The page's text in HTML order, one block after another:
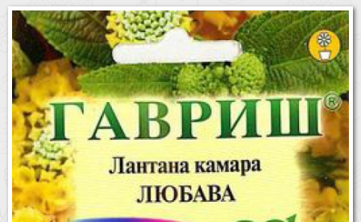
сейчас
Бренды
Доставка
Оптовикам